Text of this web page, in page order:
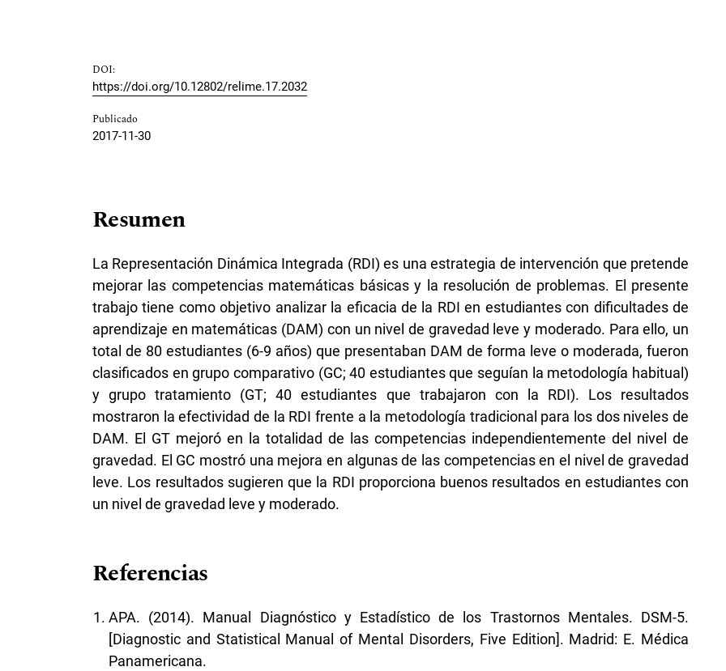
DOI:
https://doi.org/10.12802/relime.17.2032
Publicado
2017-11-30
Resumen
La Representación Dinámica Integrada (RDI) es una estrategia de intervención que pretende
mejorar las competencias matemáticas básicas y la resolución de problemas. El presente
trabajo tiene como objetivo analizar la eficacia de la RDI en estudiantes con dificultades de
aprendizaje en matemáticas (DAM) con un nivel de gravedad leve y moderado. Para ello, un
total de 80 estudiantes (6-9 años) que presentaban DAM de forma leve o moderada, fueron
clasificados en grupo comparativo (GC; 40 estudiantes que seguían la metodología habitual)
y grupo tratamiento (GT; 40 estudiantes que trabajaron con la RDI). Los resultados
mostraron la efectividad de la RDI frente a la metodología tradicional para los dos niveles de
DAM. El GT mejoró en la totalidad de las competencias independientemente del nivel de
gravedad. El GC mostró una mejora en algunas de las competencias en el nivel de gravedad
leve. Los resultados sugieren que la RDI proporciona buenos resultados en estudiantes con
un nivel de gravedad leve y moderado.
Referencias
APA. (2014). Manual Diagnóstico y Estadístico de los Trastornos Mentales. DSM-5.
[Diagnostic and Statistical Manual of Mental Disorders, Five Edition]. Madrid: E. Médica
Panamericana.